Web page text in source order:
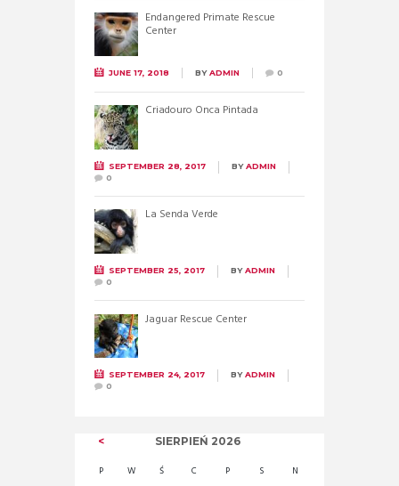
Endangered Primate Rescue
Center
JUNE 17, 2018 BYADMIN 0
Criadouro Onca Pintada
SEPTEMBER 28, 2017 BYADMIN
0
La Senda Verde
SEPTEMBER 25, 2017 BYADMIN
0
Jaguar Rescue Center
SEPTEMBER 24, 2017 BYADMIN
0
SIERPIEŃ 2026
P W Ś C P S N